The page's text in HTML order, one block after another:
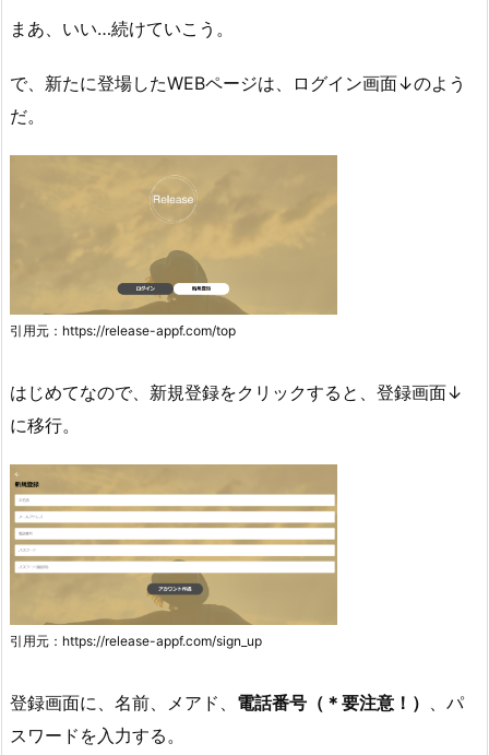
まあ、いい…続けていこう。
で、新たに登場したWEBページは、ログイン画面↓のよう
だ。
引用元：https://release-appf.com/top
はじめてなので、新規登録をクリックすると、登録画面↓
に移行。
引用元：https://release-appf.com/sign_up
登録画面に、名前、メアド、 電話番号（＊要注意！）
、パ
スワードを入力する。